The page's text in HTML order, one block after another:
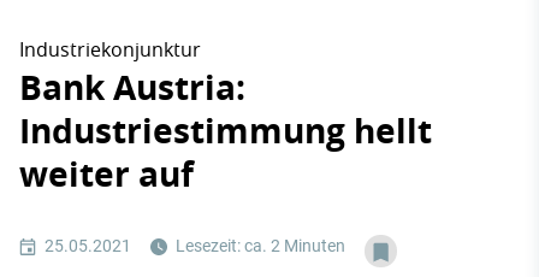
Industriekonjunktur
Bank Austria:
Industriestimmung hellt
weiter auf
25.05.2021 Lesezeit: ca. 2 Minuten